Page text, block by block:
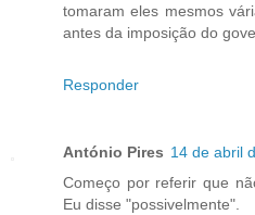
tomaram eles mesmos
antes da imposição do
Responder
António Pires 14 de abril
Começo por referir que
Eu disse "possivelmente".